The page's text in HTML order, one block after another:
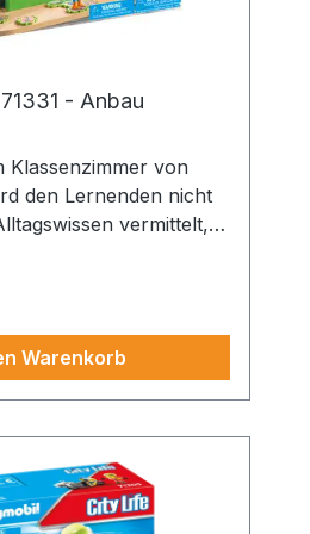
Erinnerungsfotos.
- Anbau
den Lernenden nicht
vermittelt,
auf dem Lehrplan.
und wie
Das wird
sondern ganz
vorhandenen
animiert Kinder
Warenkorb